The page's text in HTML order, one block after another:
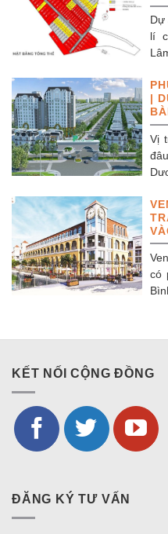
Dự
lí
|
Vị
có
KẾT NỐI CỘNG ĐỒNG
ĐĂNG KÝ TƯ VẤN